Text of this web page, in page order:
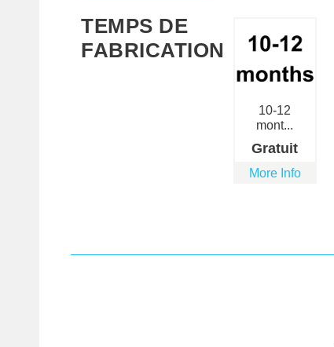
TEMPS DE
FABRICATION
10-12
mont...
Gratuit
More Info